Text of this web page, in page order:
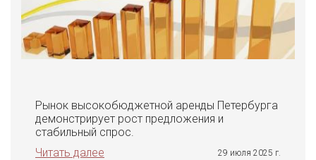
Рынок высокобюджетной аренды Петербурга
демонстрирует рост предложения и
стабильный спрос.
Читать далее
29 июля 2025 г.